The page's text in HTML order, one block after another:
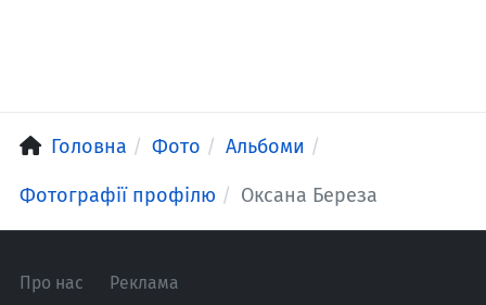
Головна Фото Альбоми
Фотографії профілю Оксана Береза
Про нас Реклама